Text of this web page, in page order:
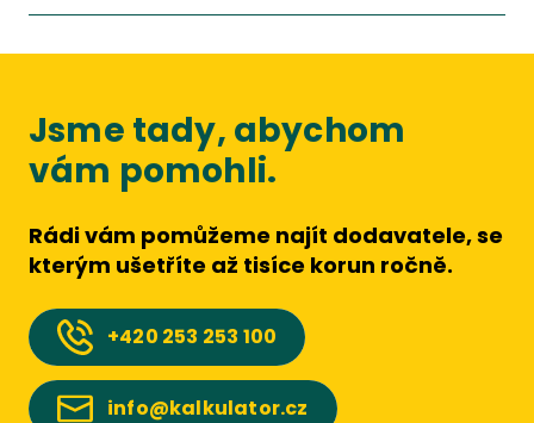
Při předčasném vypovězení smlouvy budete muset zaplatit
Jsme tady, abychom
vám pomohli.
Rádi vám pomůžeme najít dodavatele, se
kterým ušetříte až tisíce korun ročně.
+420 253 253 100
info@kalkulator.cz